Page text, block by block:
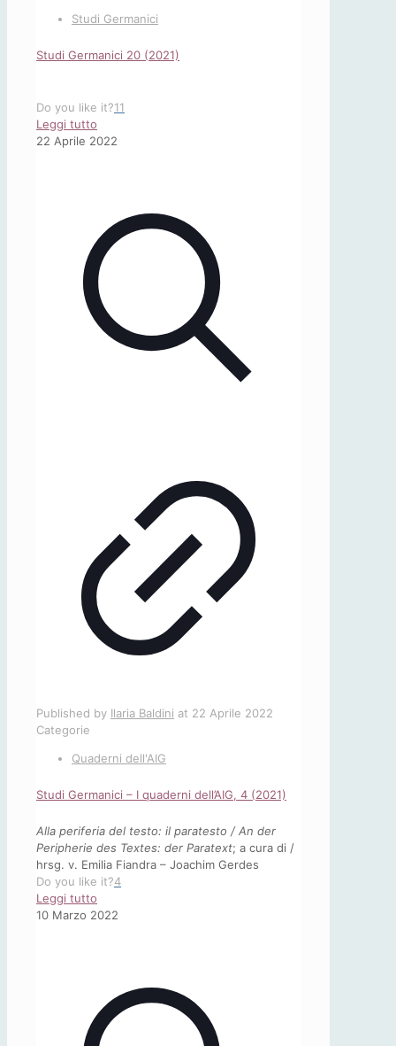
Studi Germanici
Studi Germanici 20 (2021)
Do you like it?11
Leggi tutto
Studi
22 Aprile 2022
Published by Ilaria Baldini at 22 Aprile 2022
Categorie
Quaderni dell'AIG
Studi Germanici – I quaderni dell’AIG, 4 (2021)
Alla periferia del testo: il paratesto / An der
Peripherie des Textes: der Paratext; a cura di /
hrsg. v. Emilia Fiandra – Joachim Gerdes
Do you like it?4
Leggi tutto
Studi
dell’AIG,
4
(2021)
10 Marzo 2022